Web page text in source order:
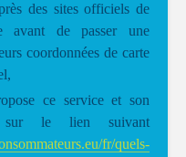
des sites officiels de
avant de passer une
coordonnées de carte
ce service et son
sur le lien suivant
fr/quels-